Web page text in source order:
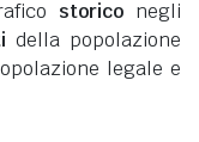
storico negli
della popolazione
legale e